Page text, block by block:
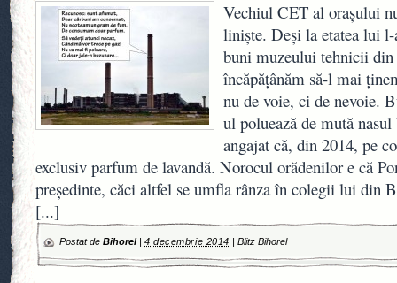
Vechiul CET al oraşului
linişte. Deşi la etatea lui
buni muzeului tehnicii
încăpăţânăm să-l mai
nu de voie, ci de nevoie.
ul poluează de mută
angajat că, din 2014, pe
exclusiv parfum de lavandă. Norocul orădenilor e că
preşedinte, căci altfel se umfla rânza în colegii lui din
[...]
Postat de Bihorel| 4 decembrie 2014 | Blitz Bihorel